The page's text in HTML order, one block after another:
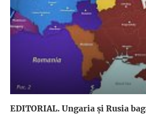
EDITORIAL. Ungaria şi Rusia